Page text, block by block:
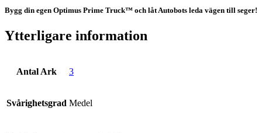
Bygg din egen Optimus Prime Truck™ och låt Autobots leda vägen till seger!
Ytterligare information
Antal Ark 3
Svårighetsgrad Medel